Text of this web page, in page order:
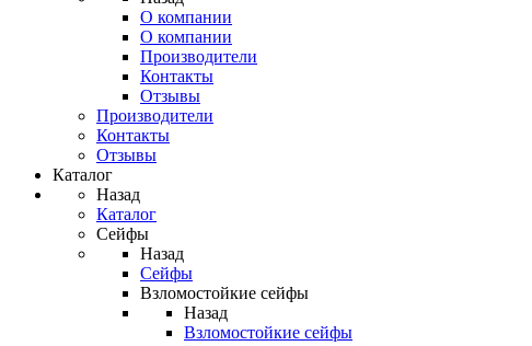
О компании
О компании
Производители
Контакты
Отзывы
Производители
Контакты
Отзывы
Каталог
Назад
Каталог
Сейфы
Назад
Сейфы
Взломостойкие сейфы
Назад
Взломостойкие сейфы